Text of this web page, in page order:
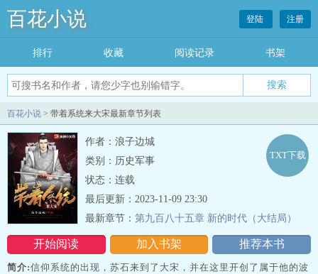
百花小说 登陆 注册
排行 收藏 阅读记录 书架
百花小说 > 带着系统来大宋最新章节列表
作者：浪子边城
类别：历史军事
状态：连载
开始阅读 加入书架 推荐本书
TXT下载
最后更新：2023-11-09 23:30
最新章节： 第九百八十五章 新的时代（大结局）
简介:信仰系统的出现，苏石来到了大宋，并在这里开创了属于他的波